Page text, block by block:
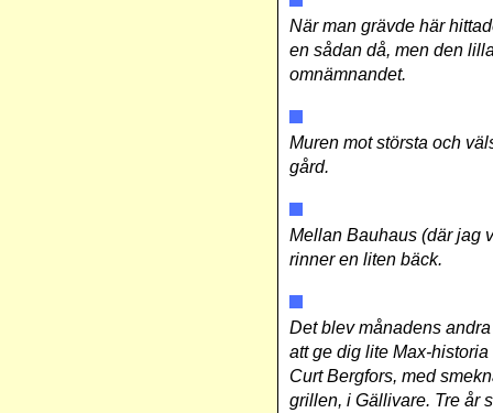
När man grävde här
en sådan då, men den
omnämnandet.
Muren mot största och
gård.
Mellan Bauhaus (där jag
rinner en liten bäck.
Det blev månadens
att ge dig lite Max-
Curt Bergfors, med
grillen, i Gällivare. Tre år